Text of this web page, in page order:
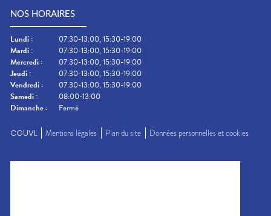
NOS HORAIRES
Lundi :
07:30-13:00, 15:30-19:00
Mardi :
07:30-13:00, 15:30-19:00
Mercredi :
07:30-13:00, 15:30-19:00
Jeudi :
07:30-13:00, 15:30-19:00
Vendredi :
07:30-13:00, 15:30-19:00
Samedi :
08:00-13:00
Dimanche : Fermé
CGUVL Mentions légales Plan du site Données personnelles et cookies